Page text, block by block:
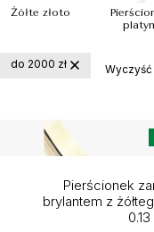
Żółte złoto
do 2000 zł
Pierścionek
brylantem z